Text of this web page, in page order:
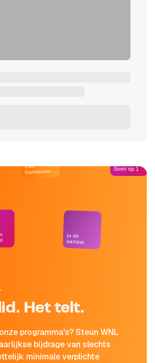
Het telt.
programma's? Steun WNL
bijdrage van slechts
minimale verplichte
Café
Kockelmann
In de
kantine
Sven op 1